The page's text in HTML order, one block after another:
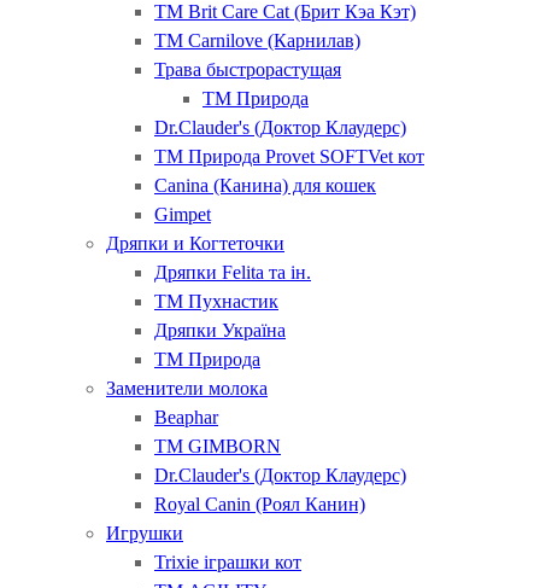
ТМ Brit Care Cat (Брит Кэа Кэт)
ТМ Carnilove (Карнилав)
Трава быстрорастущая
ТМ Природа
Dr.Clauder's (Доктор Клаудерс)
ТМ Природа Provet SOFTVet кот
Canina (Канина) для кошек
Gimpet
Дряпки и Когтеточки
Дряпки Felita та ін.
ТМ Пухнастик
Дряпки Україна
ТМ Природа
Заменители молока
Beaphar
ТМ GIMBORN
Dr.Clauder's (Доктор Клаудерс)
Royal Canin (Роял Канин)
Игрушки
Trixie іграшки кот